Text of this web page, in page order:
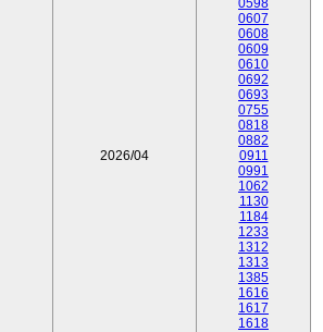
2026/04
0598
0607
0608
0609
0610
0692
0693
0755
0818
0882
0911
0991
1062
1130
1184
1233
1312
1313
1385
1616
1617
1618